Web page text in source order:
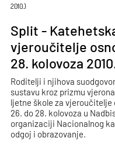
2010.)
Split -
vjeroučitelje
28. kolovoza
Roditelji i njihova
sustavu kroz prizmu
ljetne škole za vjeroučitelje
26. do 28. kolovoza u
organizaciji Nacionalnog
odgoj i obrazovanje.